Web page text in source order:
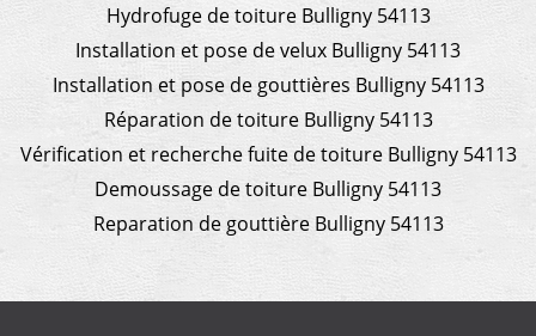
Hydrofuge de toiture Bulligny 54113
Installation et pose de velux Bulligny 54113
Installation et pose de gouttières Bulligny 54113
Réparation de toiture Bulligny 54113
Vérification et recherche fuite de toiture Bulligny 54113
Demoussage de toiture Bulligny 54113
Reparation de gouttière Bulligny 54113